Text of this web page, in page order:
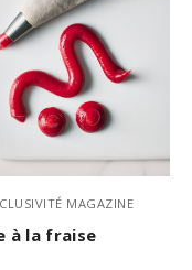
MAGAZINE
à la fraise